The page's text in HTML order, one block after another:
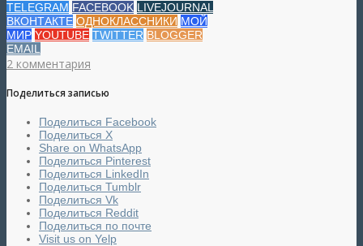
TELEGRAM FACEBOOK LIVEJOURNAL
ВКОНТАКТЕ ОДНОКЛАССНИКИ МОЙ
МИР YOUTUBE TWITTER BLOGGER
EMAIL
2 комментария
Поделиться записью
Поделиться Facebook
Поделиться X
Share on WhatsApp
Поделиться Pinterest
Поделиться LinkedIn
Поделиться Tumblr
Поделиться Vk
Поделиться Reddit
Поделиться по почте
Visit us on Yelp